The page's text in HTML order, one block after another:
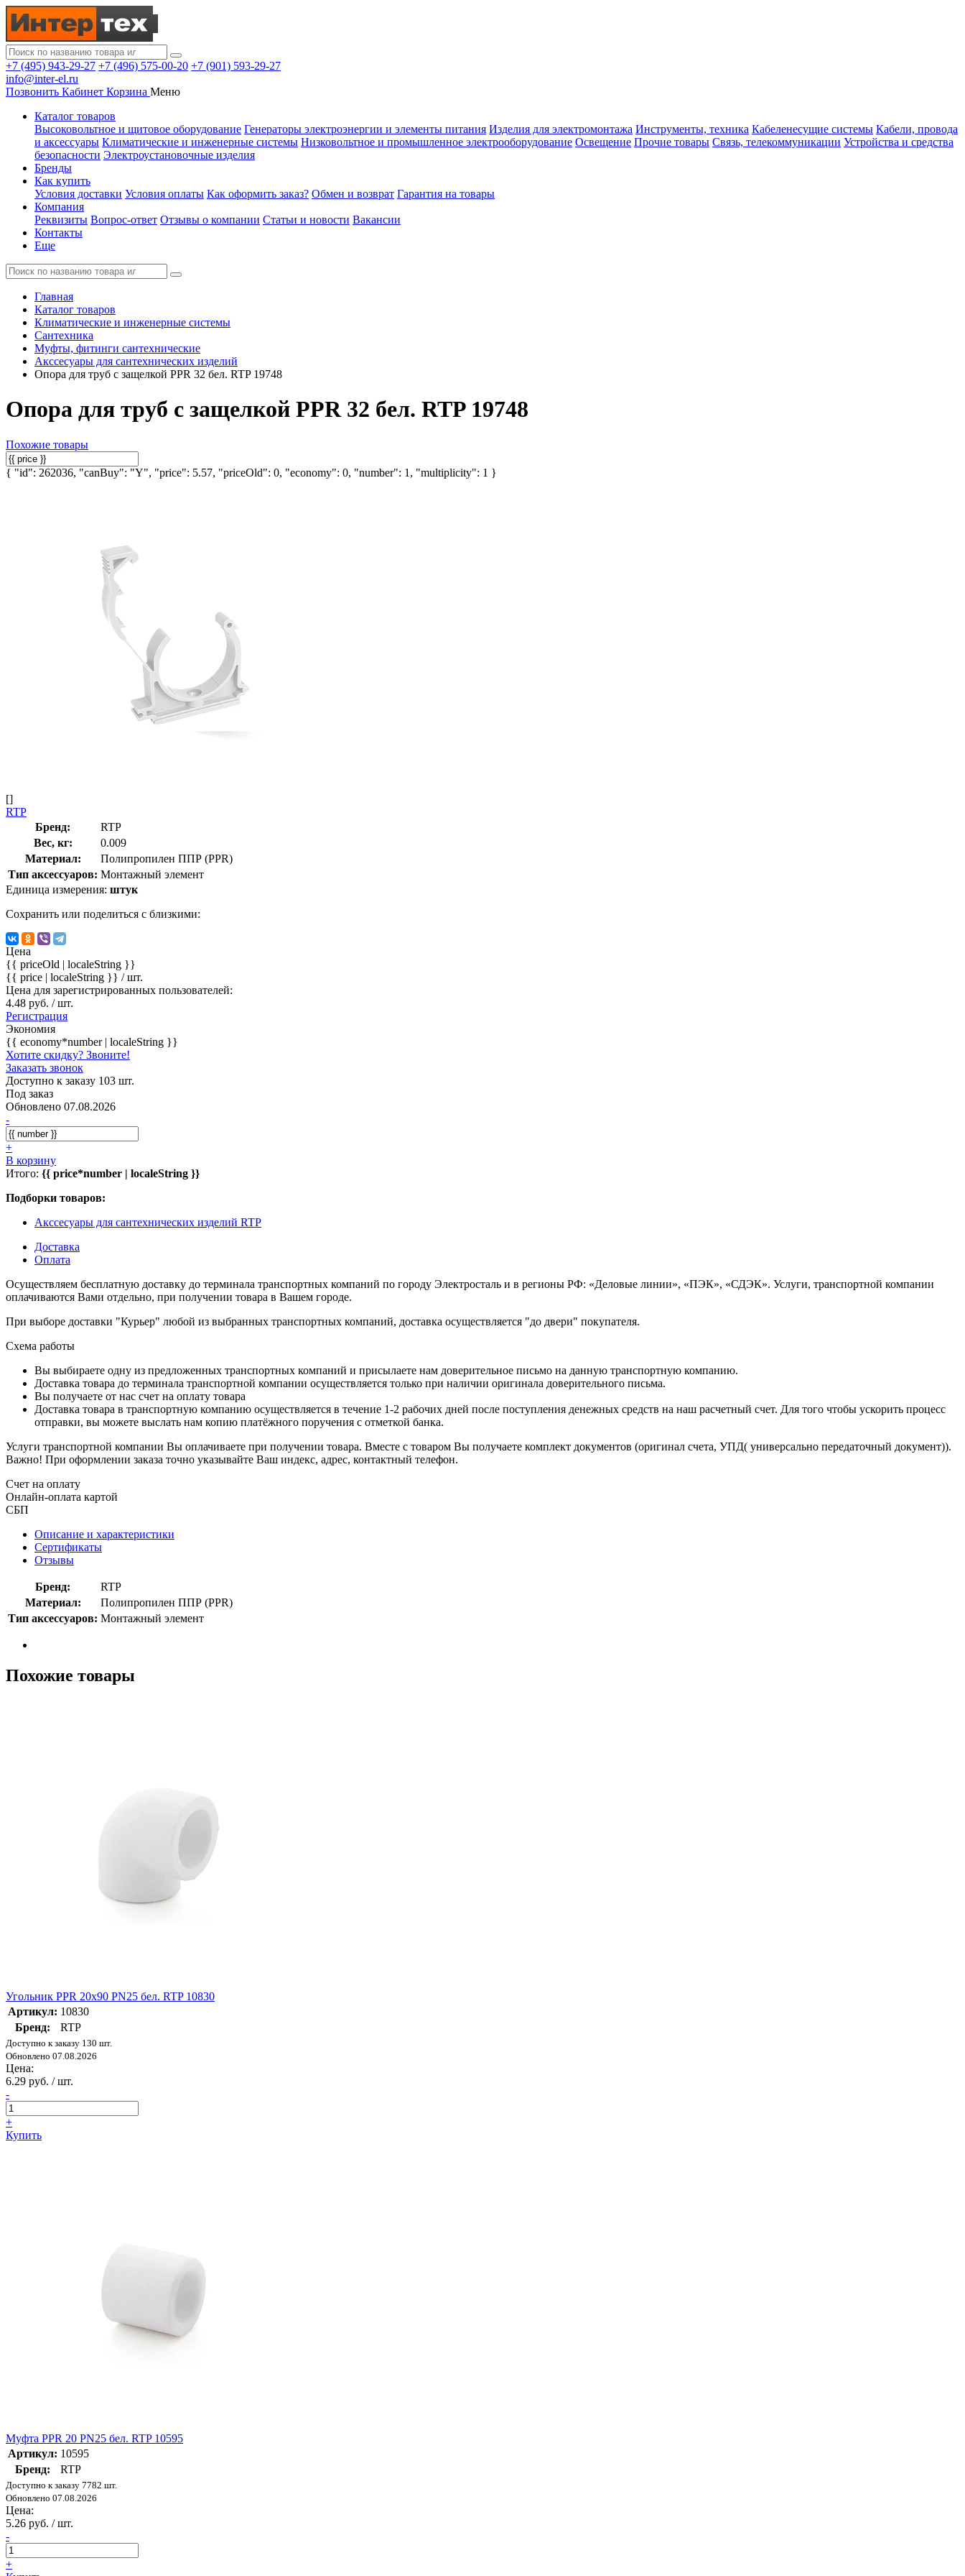
+7 (495) 943-29-27 +7 (496) 575-00-20 +7 (901) 593-29-27
info@inter-el.ru
Позвонить Кабинет Корзина Меню
Каталог товаров
Высоковольтное и щитовое оборудование Генераторы электроэнергии и элементы питания Изделия для электромонтажа Инструменты, техника Кабеленесущие системы Кабели, провода
и аксессуары Климатические и инженерные системы Низковольтное и промышленное электрооборудование Освещение Прочие товары Связь, телекоммуникации Устройства и средства
безопасности Электроустановочные изделия
Бренды
Как купить
Условия доставки Условия оплаты Как оформить заказ? Обмен и возврат Гарантия на товары
Компания
Реквизиты Вопрос-ответ Отзывы о компании Статьи и новости Вакансии
Контакты
Еще
Главная
Каталог товаров
Климатические и инженерные системы
Сантехника
Муфты, фитинги сантехнические
Акссесуары для сантехнических изделий
Опора для труб с защелкой PPR 32 бел. RTP 19748
Опора для труб с защелкой PPR 32 бел. RTP 19748
Похожие товары
{ "id": 262036, "canBuy": "Y", "price": 5.57, "priceOld": 0, "economy": 0, "number": 1, "multiplicity": 1 }
[]
RTP
Бренд:
RTP
Вес, кг:
0.009
Материал:
Полипропилен ППР (PPR)
Тип аксессуаров: Монтажный элемент
Единица измерения: штук
Сохранить или поделиться с близкими:
Цена
{{ priceOld | localeString }}
{{ price | localeString }} / шт.
Цена для зарегистрированных пользователей:
4.48 руб. / шт.
Регистрация
Экономия
{{ economy*number | localeString }}
Хотите скидку? Звоните!
Заказать звонок
Доступно к заказу 103 шт.
Под заказ
Обновлено 07.08.2026
-
+
В корзину
Итого: {{ price*number | localeString }}
Подборки товаров:
Акссесуары для сантехнических изделий RTP
Доставка
Оплата
Осуществляем бесплатную доставку до терминала транспортных компаний по городу Электросталь и в регионы РФ: «Деловые линии», «ПЭК», «СДЭК». Услуги, транспортной компании
оплачиваются Вами отдельно, при получении товара в Вашем городе.
При выборе доставки "Курьер" любой из выбранных транспортных компаний, доставка осуществляется "до двери" покупателя.
Схема работы
Вы выбираете одну из предложенных транспортных компаний и присылаете нам доверительное письмо на данную транспортную компанию.
Доставка товара до терминала транспортной компании осуществляется только при наличии оригинала доверительного письма.
Вы получаете от нас счет на оплату товара
Доставка товара в транспортную компанию осуществляется в течение 1-2 рабочих дней после поступления денежных средств на наш расчетный счет. Для того чтобы ускорить процесс
отправки, вы можете выслать нам копию платёжного поручения с отметкой банка.
Услуги транспортной компании Вы оплачиваете при получении товара. Вместе с товаром Вы получаете комплект документов (оригинал счета, УПД( универсально передаточный документ)).
Важно! При оформлении заказа точно указывайте Ваш индекс, адрес, контактный телефон.
Счет на оплату
Онлайн-оплата картой
СБП
Описание и характеристики
Сертификаты
Отзывы
Бренд:
RTP
Материал:
Полипропилен ППР (PPR)
Тип аксессуаров: Монтажный элемент
Похожие товары
Угольник PPR 20х90 PN25 бел. RTP 10830
Артикул: 10830
Бренд:
RTP
Доступно к заказу 130 шт.
Обновлено 07.08.2026
Цена:
6.29 руб. / шт.
-
+
Купить
Муфта PPR 20 PN25 бел. RTP 10595
Артикул: 10595
Бренд:
RTP
Доступно к заказу 7782 шт.
Обновлено 07.08.2026
Цена:
5.26 руб. / шт.
-
+